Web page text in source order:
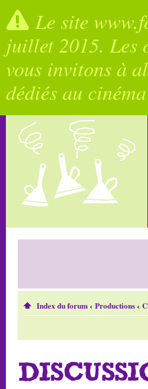
Le site
juillet 2015. Les
vous invitons à
dédiés au
Index du forum‹ Productions‹